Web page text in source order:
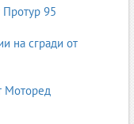
95
на сгради от
Моторед